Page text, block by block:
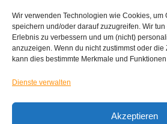
Wir verwenden Technologien wie Cookies, um
speichern und/oder darauf zuzugreifen. Wir
Erlebnis zu verbessern und um (nicht)
anzuzeigen. Wenn du nicht zustimmst oder die
kann dies bestimmte Merkmale und
Dienste verwalten
Akzeptieren
Das Leben